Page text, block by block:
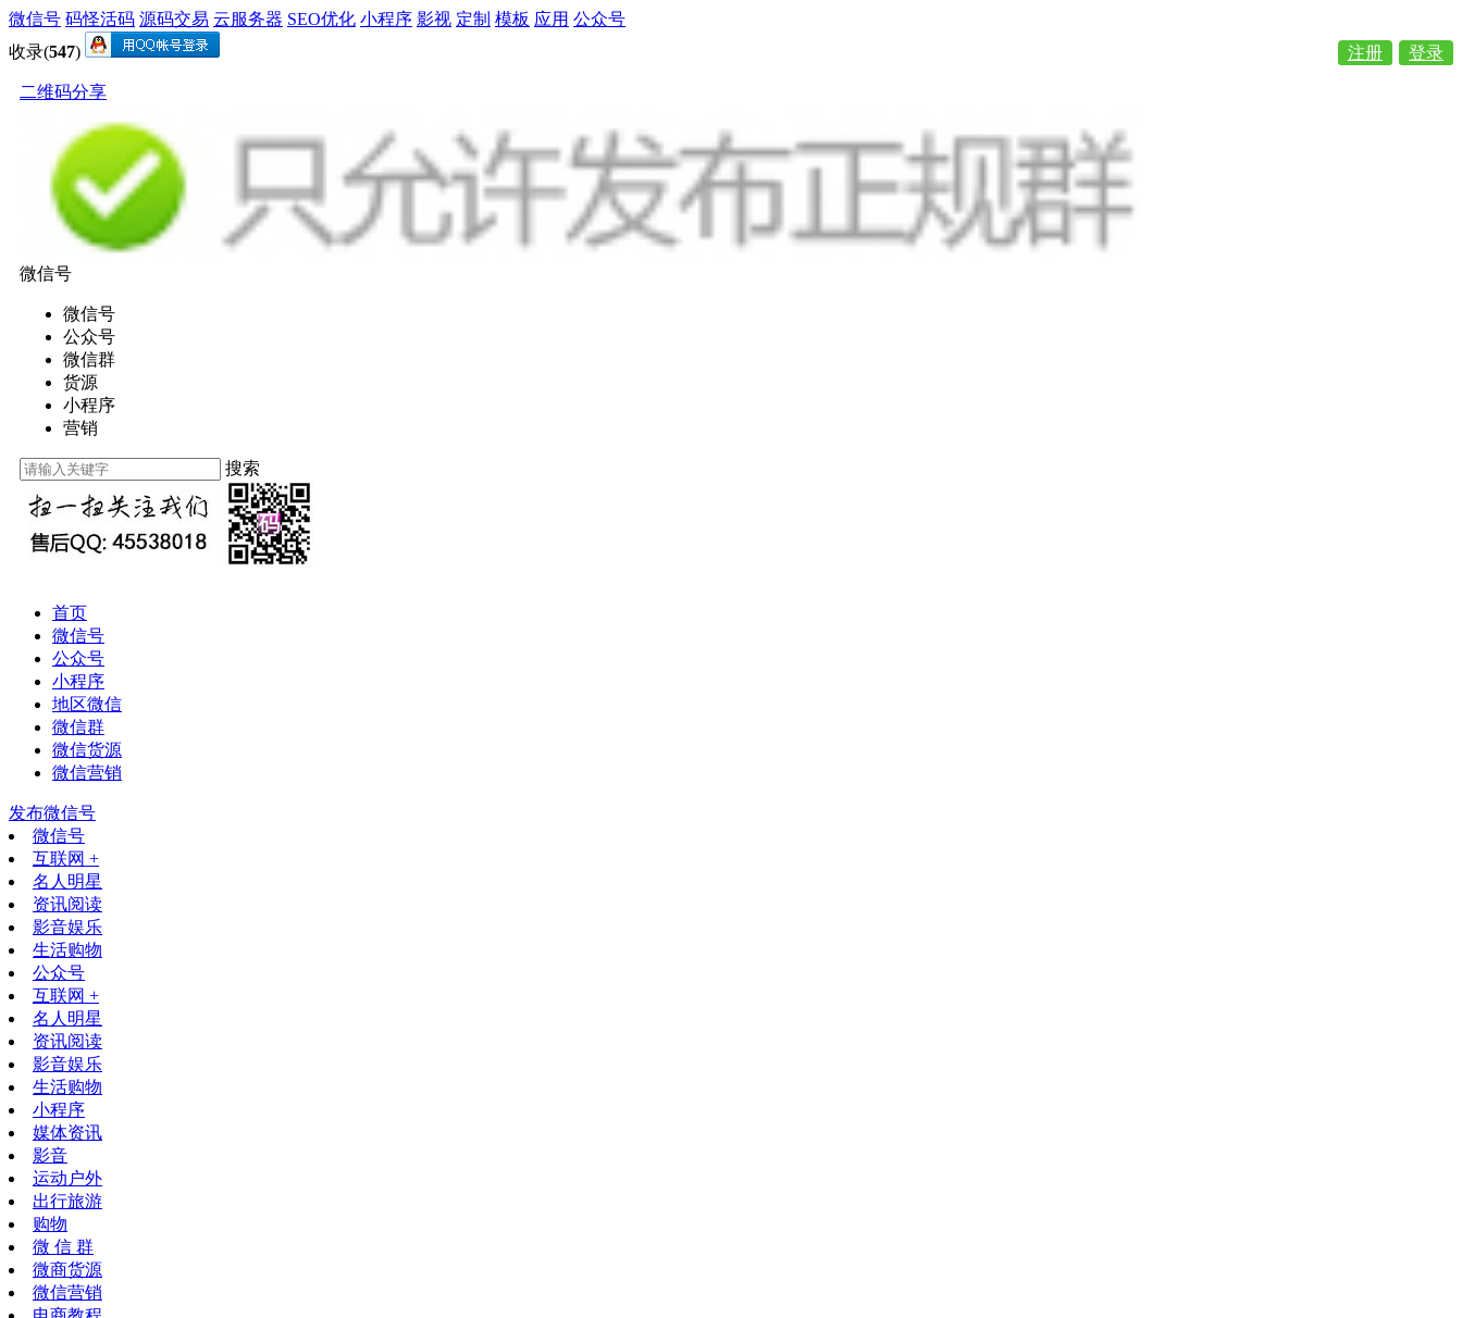
微信号 码怪活码 源码交易 云服务器 SEO优化 小程序 影视 定制 模板 应用 公众号
收录(547) 登录
注册
二维码分享
微信号
微信号
公众号
微信群
货源
小程序
营销
搜索
首页
微信号
公众号
小程序
地区微信
微信群
微信货源
微信营销
发布微信号
微信号
互联网 +
名人明星
资讯阅读
影音娱乐
生活购物
公众号
互联网 +
名人明星
资讯阅读
影音娱乐
生活购物
小程序
媒体资讯
影音
运动户外
出行旅游
购物
微 信 群
微商货源
微信营销